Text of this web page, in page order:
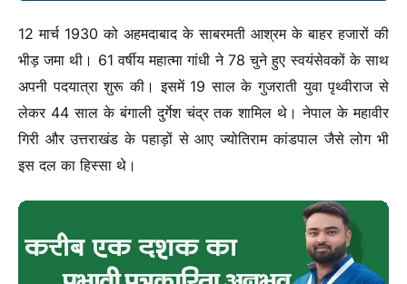
12 मार्च 1930 को अहमदाबाद के साबरमती आश्रम के बाहर हजारों की
भीड़ जमा थी। 61 वर्षीय महात्मा गांधी ने 78 चुने हुए स्वयंसेवकों के साथ
अपनी पदयात्रा शुरू की। इसमें 19 साल के गुजराती युवा पृथ्वीराज से
लेकर 44 साल के बंगाली दुर्गेश चंद्र तक शामिल थे। नेपाल के महावीर
गिरी और उत्तराखंड के पहाड़ों से आए ज्योतिराम कांडपाल जैसे लोग भी
इस दल का हिस्सा थे।